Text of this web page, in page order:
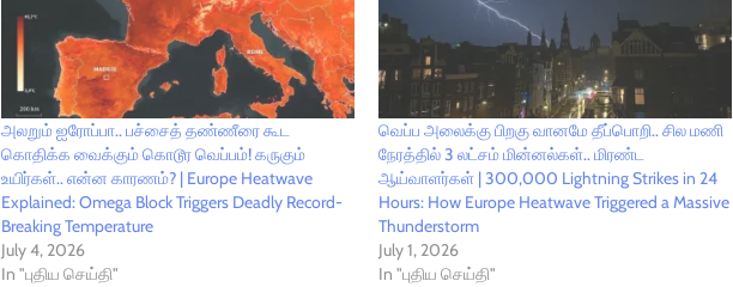
அலறும் ஐரோப்பா.. பச்சைத் தண்ணீரை கூட
கொதிக்க வைக்கும் கொடூர வெப்பம்! கருகும்
உயிர்கள்.. என்ன காரணம்? | Europe Heatwave
Explained: Omega Block Triggers Deadly Record-
Breaking Temperature
July 4, 2026
In "புதிய செய்தி"
வெப்ப அலைக்கு பிறகு வானமே தீப்பொறி.. சில மணி
நேரத்தில் 3 லட்சம் மின்னல்கள்.. மிரண்ட
ஆய்வாளர்கள் | 300,000 Lightning Strikes in 24
Hours: How Europe Heatwave Triggered a Massive
Thunderstorm
July 1, 2026
In "புதிய செய்தி"